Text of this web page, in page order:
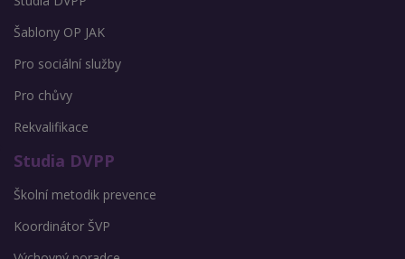
Šablony OP JAK
Pro sociální služby
Pro chůvy
Rekvalifikace
Studia DVPP
Školní metodik prevence
Koordinátor ŠVP